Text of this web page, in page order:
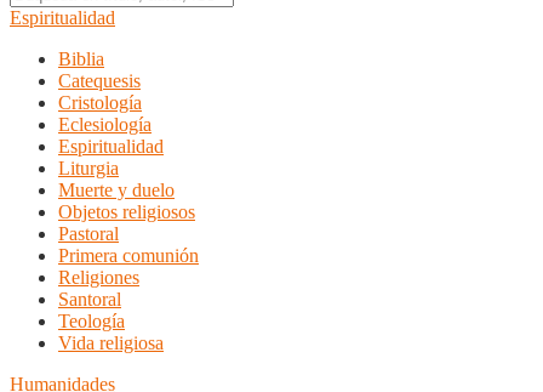
Espiritualidad
Biblia
Catequesis
Cristología
Eclesiología
Espiritualidad
Liturgia
Muerte y duelo
Objetos religiosos
Pastoral
Primera comunión
Religiones
Santoral
Teología
Vida religiosa
Humanidades